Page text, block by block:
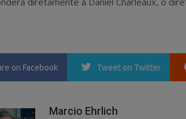
on Facebook Tweet on Twitter
Marcio Ehrlich